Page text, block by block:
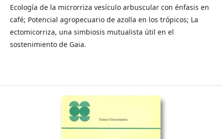
Ecología de la microrriza vesículo arbuscular con énfasis en
café; Potencial agropecuario de azolla en los trópicos; La
ectomicorriza, una simbiosis mutualista útil en el
sostenimiento de Gaia.